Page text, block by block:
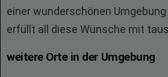
einer wunderschönen
erfüllt all diese Wünsche mit
weitere Orte in der Umgebung